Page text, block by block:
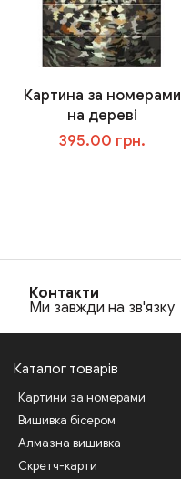
Картина за номерами
на дереві
395.00 грн.
Контакти
Ми завжди на зв'язку
Каталог товарів
Картини за номерами
Вишивка бісером
Алмазна вишивка
Скретч-карти